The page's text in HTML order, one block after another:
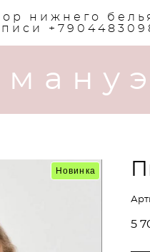
нижнего
Новинка
5